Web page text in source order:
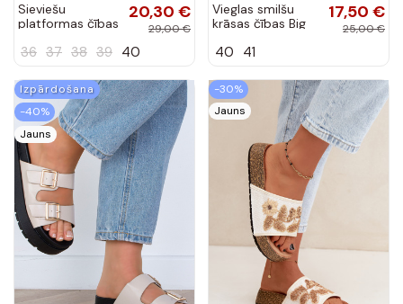
Sieviešu
platformas čības
RR274A541 rozā
20,30 €
29,00 €
36 37 38 39 40
Vieglas smilšu
krāsas čības Big
17,50 €
25,00 €
40 41
Izpārdošana
-40%
Jauns
-30%
Jauns